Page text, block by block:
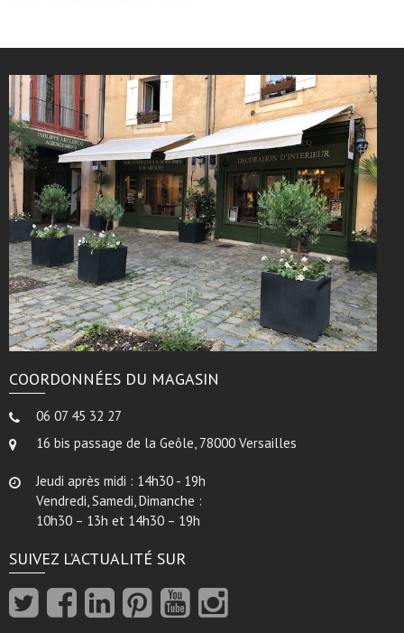
COORDONNÉES DU MAGASIN
06 07 45 32 27
16 bis passage de la Geôle, 78000 Versailles
Jeudi après midi : 14h30 - 19h
Vendredi, Samedi, Dimanche :
10h30 – 13h et 14h30 – 19h
SUIVEZ L’ACTUALITÉ SUR